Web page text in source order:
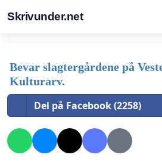
Skrivunder.net
Bevar slagtergårdene på
Kulturarv.
Del på Facebook (2258)